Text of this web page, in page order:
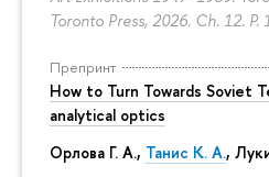
Toronto Press, 2026. Ch. 12. P.
Препринт
How to Turn Towards Soviet
analytical optics
Орлова Г. А., Танис К. А.,